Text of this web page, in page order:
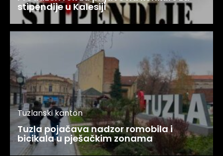
stipendije u Kalesiji
Tuzlanski kanton
Tuzla pojačava nadzor romobila i
bicikala u pješačkim zonama